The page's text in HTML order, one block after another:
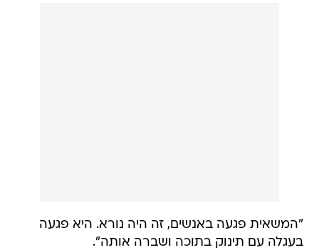
"המשאית פגעה באנשים, זה היה נורא. היא פגעה
בעגלה עם תינוק בתוכה ושברה אותה".